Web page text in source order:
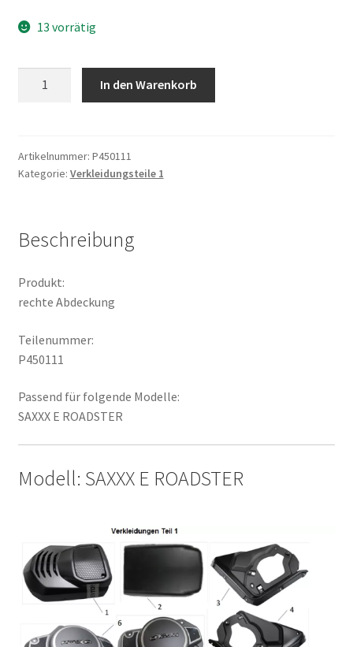
13 vorrätig
In den Warenkorb
Artikelnummer: P450111
Kategorie: Verkleidungsteile 1
Beschreibung
Produkt:
rechte Abdeckung
Teilenummer:
P450111
Passend für folgende Modelle:
SAXXX E ROADSTER
Modell: SAXXX E ROADSTER